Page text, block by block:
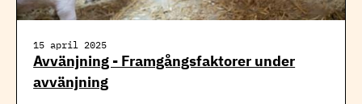
15 april 2025
Avvänjning - Framgångsfaktorer under
avvänjning